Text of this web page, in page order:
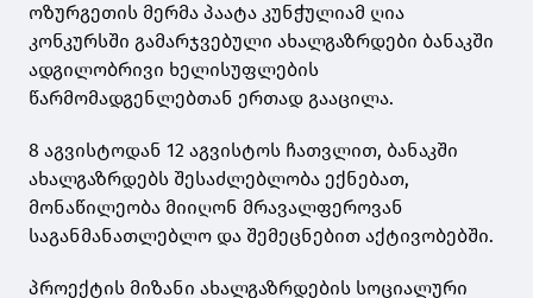
ოზურგეთის მერმა პაატა კუნჭულიამ ღია
კონკურსში გამარჯვებული ახალგაზრდები ბანაკში
ადგილობრივი ხელისუფლების
წარმომადგენლებთან ერთად გააცილა.
8 აგვისტოდან 12 აგვისტოს ჩათვლით, ბანაკში
ახალგაზრდებს შესაძლებლობა ექნებათ,
მონაწილეობა მიიღონ მრავალფეროვან
საგანმანათლებლო და შემეცნებით აქტივობებში.
პროექტის მიზანი ახალგაზრდების სოციალური